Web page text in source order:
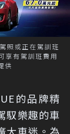
照或正在駕訓班
享有駕訓班費用
供
的品牌精
馭樂趣的車